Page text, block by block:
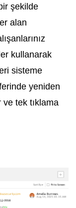
şekilde
alan
kullanarak
sisteme
yeniden
tek tıklama